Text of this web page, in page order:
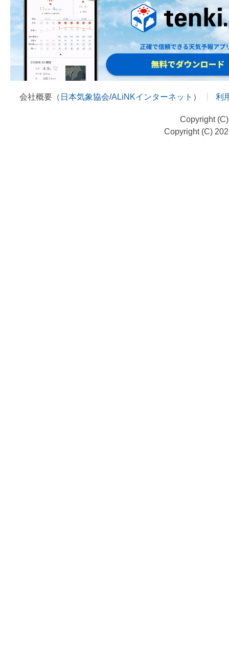
会社概要（ 日本気象協会/ALiNKインターネット ） 利
Copyright
Copyright (C)